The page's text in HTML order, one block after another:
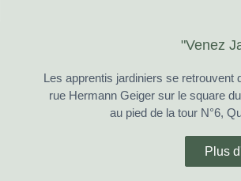
"Venez
Les apprentis jardiniers se retrouvent
rue Hermann Geiger sur le square
au pied de la tour N°6,
Plus